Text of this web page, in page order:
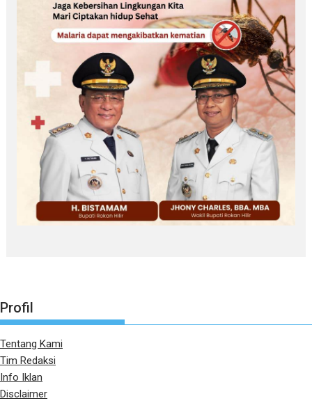
Profil
Tentang Kami
Tim Redaksi
Info Iklan
Disclaimer